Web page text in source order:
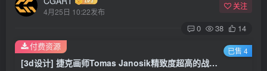
4月25日 10:22发布
关注
0 38 14
[3d设计] 捷克画师Tomas Janosik精致度超高的战斗武器3D作品42P
付费资源 已售 4
登录
没有账号？立即注册